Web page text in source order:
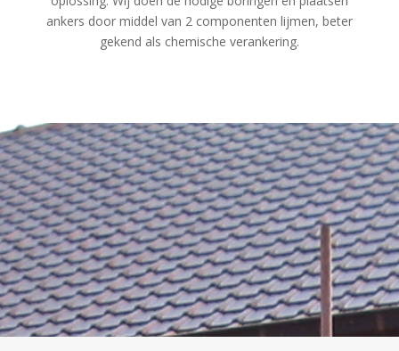
ankers door middel van 2 componenten lijmen, beter
gekend als chemische verankering.